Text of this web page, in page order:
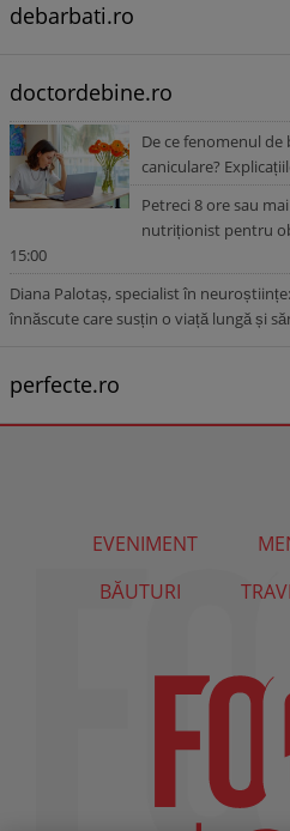
debarbati.ro
doctordebine.ro
De ce fenomenul de
caniculare?
Petreci 8 ore sau
nutriționist pentru
15:00
Diana Palotaș, specialist în
înnăscute care susțin o viață lungă și
perfecte.ro
EVENIMENT
BĂUTURI